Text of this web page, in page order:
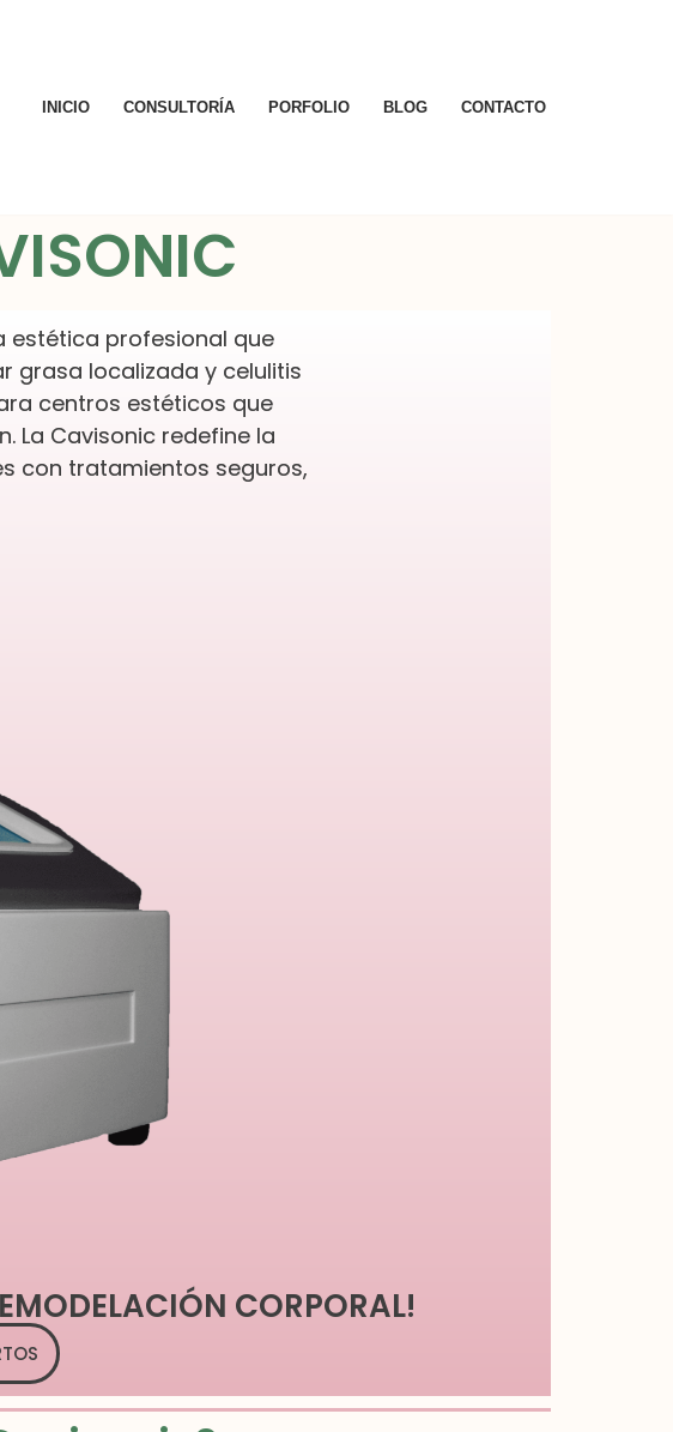
INICIO CONSULTORÍA PORFOLIO BLOG CONTACTO
estética profesional que
grasa localizada y celulitis
centros estéticos que
La Cavisonic redefine la
con tratamientos seguros,
CORPORAL!